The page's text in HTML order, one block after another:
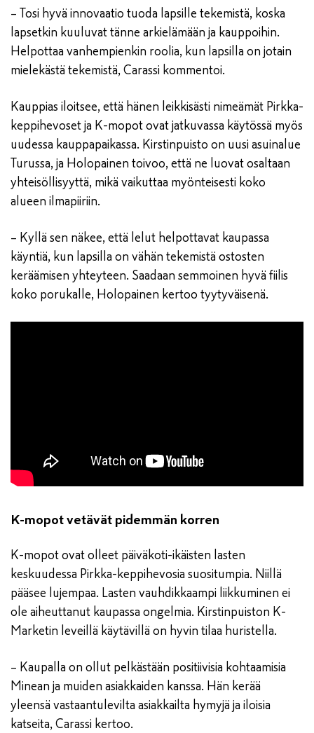
– Tosi hyvä innovaatio tuoda lapsille tekemistä, koska
lapsetkin kuuluvat tänne arkielämään ja kauppoihin.
Helpottaa vanhempienkin roolia, kun lapsilla on jotain
mielekästä tekemistä, Carassi kommentoi.
Kauppias iloitsee, että hänen leikkisästi nimeämät Pirkka-
keppihevoset ja K-mopot ovat jatkuvassa käytössä myös
uudessa kauppapaikassa. Kirstinpuisto on uusi asuinalue
Turussa, ja Holopainen toivoo, että ne luovat osaltaan
yhteisöllisyyttä, mikä vaikuttaa myönteisesti koko
alueen ilmapiiriin.
– Kyllä sen näkee, että lelut helpottavat kaupassa
käyntiä, kun lapsilla on vähän tekemistä ostosten
keräämisen yhteyteen. Saadaan semmoinen hyvä fiilis
koko porukalle, Holopainen kertoo tyytyväisenä.
K-mopot vetävät pidemmän korren
K-mopot ovat olleet päiväkoti-ikäisten lasten
keskuudessa Pirkka-keppihevosia suositumpia. Niillä
pääsee lujempaa. Lasten vauhdikkaampi liikkuminen ei
ole aiheuttanut kaupassa ongelmia. Kirstinpuiston K-
Marketin leveillä käytävillä on hyvin tilaa huristella.
– Kaupalla on ollut pelkästään positiivisia kohtaamisia
Minean ja muiden asiakkaiden kanssa. Hän kerää
yleensä vastaantulevilta asiakkailta hymyjä ja iloisia
katseita, Carassi kertoo.